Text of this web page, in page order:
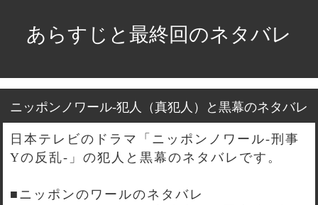
あらすじと最終回のネタバレ
ニッポンノワール-犯人（真犯人）と黒幕のネタバレ
日本テレビのドラマ「ニッポンノワール-刑事
Yの反乱-」の犯人と黒幕のネタバレです。
■ニッポンのワールのネタバレ